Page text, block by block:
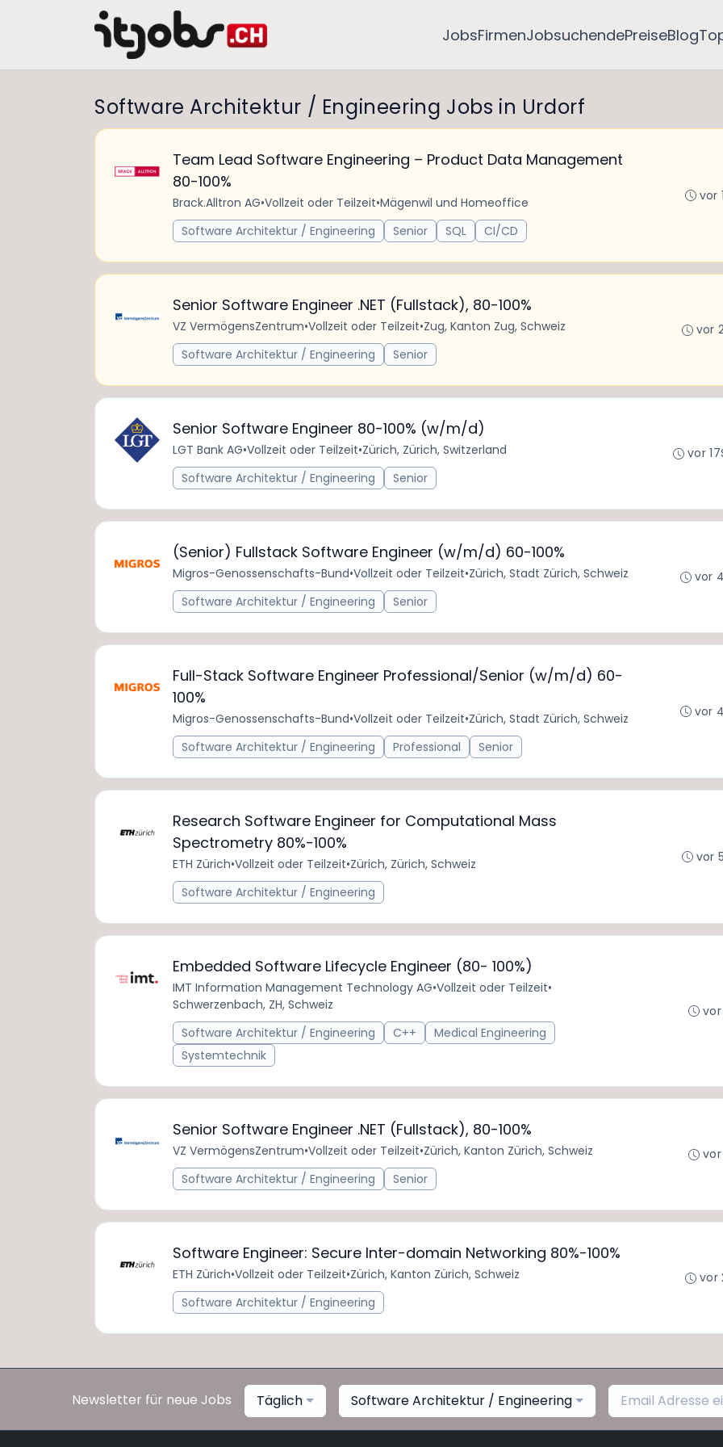
JobsFirmenJobsuchendePreiseBlog
Software Architektur / Engineering Jobs in Urdorf
Team Lead Software Engineering – Product Data Management
80-100%
Brack.Alltron AG•Vollzeit oder Teilzeit•Mägenwil und Homeoffice
Software Architektur / Engineering
Senior SQL CI/CD
vor
Senior Software Engineer .NET (Fullstack), 80-100%
VZ VermögensZentrum•Vollzeit oder Teilzeit•Zug, Kanton Zug, Schweiz
Software Architektur / Engineering
Senior
vor
Senior Software Engineer 80-100% (w/m/d)
LGT Bank AG•Vollzeit oder Teilzeit•Zürich, Zürich, Switzerland
Software Architektur / Engineering
Senior
vor
(Senior) Fullstack Software Engineer (w/m/d) 60-100%
Migros-Genossenschafts-Bund•Vollzeit oder Teilzeit•Zürich, Stadt Zürich, Schweiz
Software Architektur / Engineering
Senior
vor
Full-Stack Software Engineer Professional/Senior (w/m/d) 60-
100%
Migros-Genossenschafts-Bund•Vollzeit oder Teilzeit•Zürich, Stadt Zürich, Schweiz
Software Architektur / Engineering
Professional Senior
vor
Research Software Engineer for Computational Mass
Spectrometry 80%-100%
ETH Zürich•Vollzeit oder Teilzeit•Zürich, Zürich, Schweiz
Software Architektur / Engineering
vor
Embedded Software Lifecycle Engineer (80- 100%)
IMT Information Management Technology AG•Vollzeit oder Teilzeit•
Schwerzenbach, ZH, Schweiz
Software Architektur / Engineering
C++
Medical Engineering
Systemtechnik
vor
Senior Software Engineer .NET (Fullstack), 80-100%
VZ VermögensZentrum•Vollzeit oder Teilzeit•Zürich, Kanton Zürich, Schweiz
Software Architektur / Engineering
Senior
vor
Software Engineer: Secure Inter-domain Networking 80%-100%
ETH Zürich•Vollzeit oder Teilzeit•Zürich, Kanton Zürich, Schweiz
Software Architektur / Engineering
vor
Newsletter für neue Jobs Täglich Software Architektur / Engineering